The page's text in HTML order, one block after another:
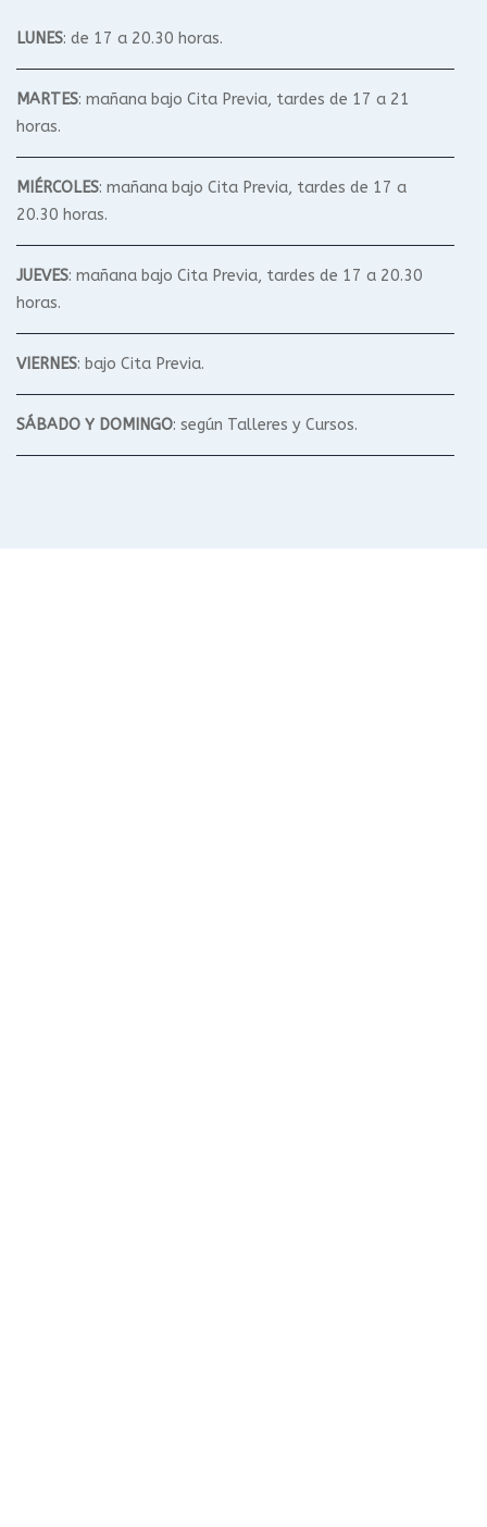
LUNES: de 17 a 20.30 horas.
MARTES: mañana bajo Cita Previa, tardes de 17 a 21
horas.
MIÉRCOLES: mañana bajo Cita Previa, tardes de 17 a
20.30 horas.
JUEVES: mañana bajo Cita Previa, tardes de 17 a 20.30
horas.
VIERNES: bajo Cita Previa.
SÁBADO Y DOMINGO: según Talleres y Cursos.